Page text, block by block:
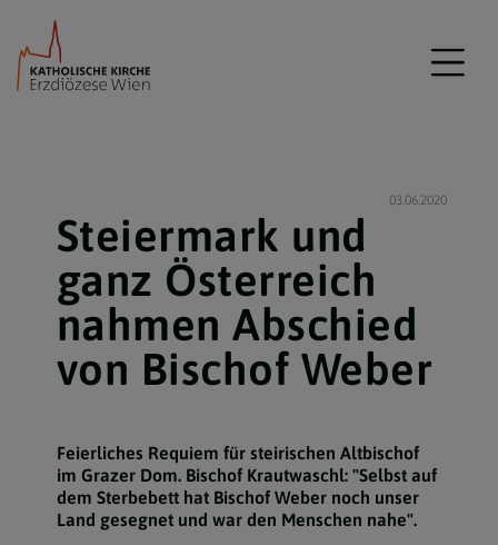
03.06.2020
Steiermark und
ganz Österreich
nahmen Abschied
von Bischof Weber
Feierliches Requiem für steirischen Altbischof
im Grazer Dom. Bischof Krautwaschl: "Selbst auf
dem Sterbebett hat Bischof Weber noch unser
Land gesegnet und war den Menschen nahe".